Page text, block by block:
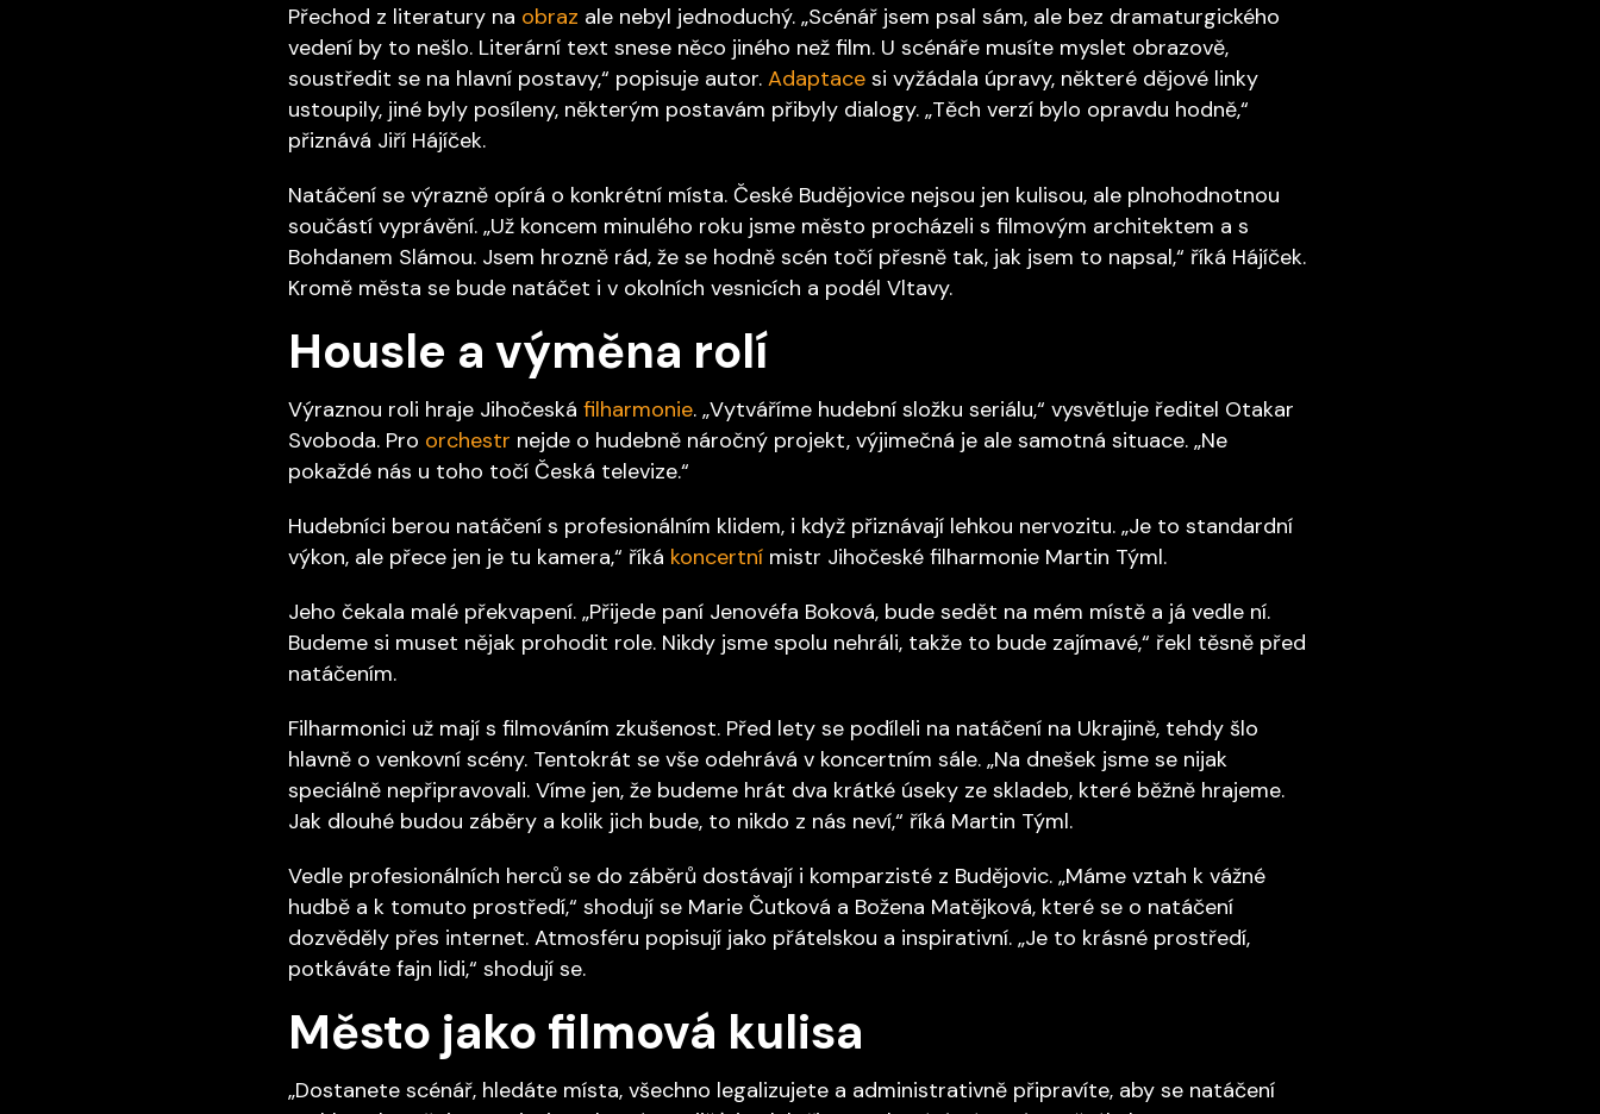
Přechod z literatury na obraz ale nebyl jednoduchý. „Scénář jsem psal sám, ale bez dramaturgického
vedení by to nešlo. Literární text snese něco jiného než film. U scénáře musíte myslet obrazově,
soustředit se na hlavní postavy,“ popisuje autor. Adaptace si vyžádala úpravy, některé dějové linky
ustoupily, jiné byly posíleny, některým postavám přibyly dialogy. „Těch verzí bylo opravdu hodně,“
přiznává Jiří Hájíček.
Natáčení se výrazně opírá o konkrétní místa. České Budějovice nejsou jen kulisou, ale plnohodnotnou
součástí vyprávění. „Už koncem minulého roku jsme město procházeli s filmovým architektem a s
Bohdanem Slámou. Jsem hrozně rád, že se hodně scén točí přesně tak, jak jsem to napsal,“ říká Hájíček.
Kromě města se bude natáčet i v okolních vesnicích a podél Vltavy.
Housle a výměna rolí
Výraznou roli hraje Jihočeská filharmonie. „Vytváříme hudební složku seriálu,“ vysvětluje ředitel Otakar
Svoboda. Pro orchestr nejde o hudebně náročný projekt, výjimečná je ale samotná situace. „Ne
pokaždé nás u toho točí Česká televize.“
Hudebníci berou natáčení s profesionálním klidem, i když přiznávají lehkou nervozitu. „Je to standardní
výkon, ale přece jen je tu kamera,“ říká koncertní mistr Jihočeské filharmonie Martin Týml.
Jeho čekala malé překvapení. „Přijede paní Jenovéfa Boková, bude sedět na mém místě a já vedle ní.
Budeme si muset nějak prohodit role. Nikdy jsme spolu nehráli, takže to bude zajímavé,“ řekl těsně před
natáčením.
Filharmonici už mají s filmováním zkušenost. Před lety se podíleli na natáčení na Ukrajině, tehdy šlo
hlavně o venkovní scény. Tentokrát se vše odehrává v koncertním sále. „Na dnešek jsme se nijak
speciálně nepřipravovali. Víme jen, že budeme hrát dva krátké úseky ze skladeb, které běžně hrajeme.
Jak dlouhé budou záběry a kolik jich bude, to nikdo z nás neví,“ říká Martin Týml.
Vedle profesionálních herců se do záběrů dostávají i komparzisté z Budějovic. „Máme vztah k vážné
hudbě a k tomuto prostředí,“ shodují se Marie Čutková a Božena Matějková, které se o natáčení
dozvěděly přes internet. Atmosféru popisují jako přátelskou a inspirativní. „Je to krásné prostředí,
potkáváte fajn lidi,“ shodují se.
Město jako filmová kulisa
„Dostanete scénář, hledáte místa, všechno legalizujete a administrativně připravíte, aby se natáčení